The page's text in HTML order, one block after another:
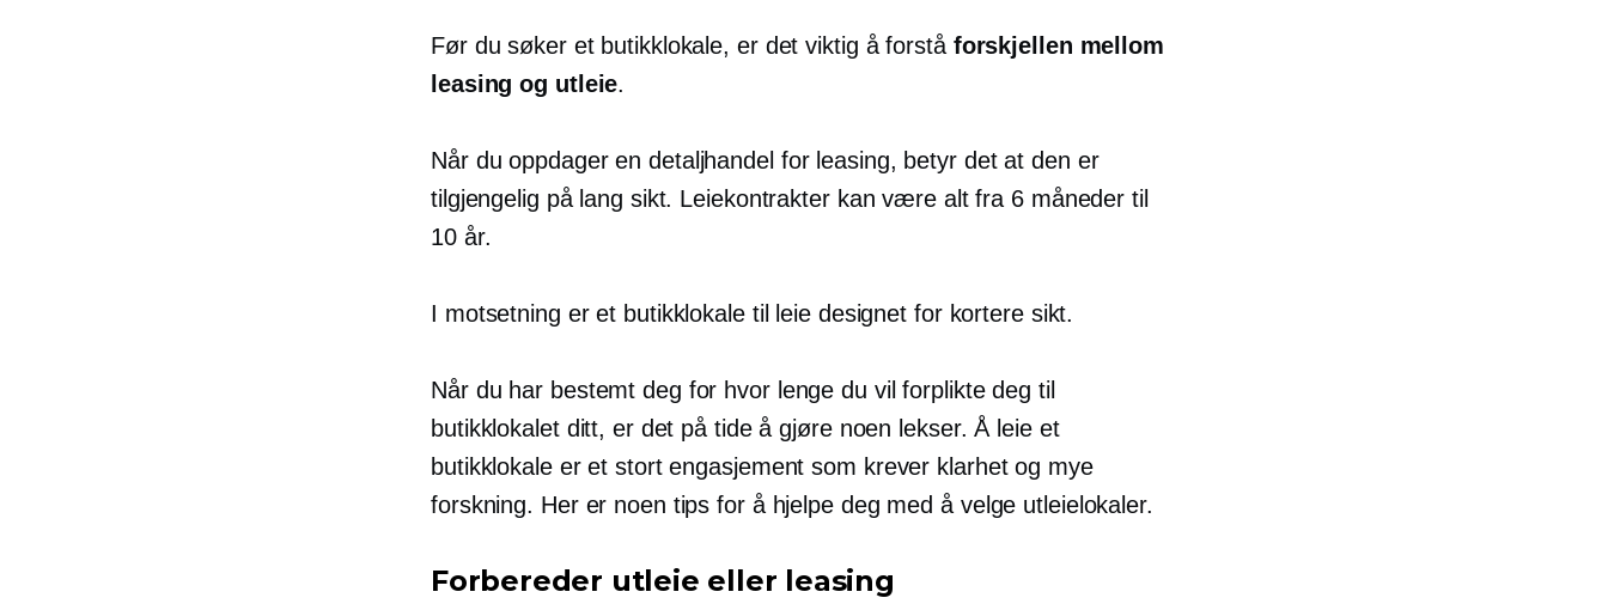
Før du søker et butikklokale, er det viktig å forstå forskjellen mellom
leasing og utleie.
Når du oppdager en detaljhandel for leasing, betyr det at den er
tilgjengelig på lang sikt. Leiekontrakter kan være alt fra 6 måneder til
10 år.
I motsetning er et butikklokale til leie designet for kortere sikt.
Når du har bestemt deg for hvor lenge du vil forplikte deg til
butikklokalet ditt, er det på tide å gjøre noen lekser. Å leie et
butikklokale er et stort engasjement som krever klarhet og mye
forskning. Her er noen tips for å hjelpe deg med å velge utleielokaler.
Forbereder utleie eller leasing